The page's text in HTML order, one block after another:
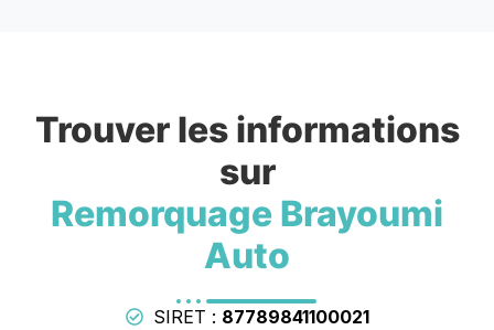
Trouver les informations
sur
Remorquage Brayoumi
Auto
SIRET : 87789841100021